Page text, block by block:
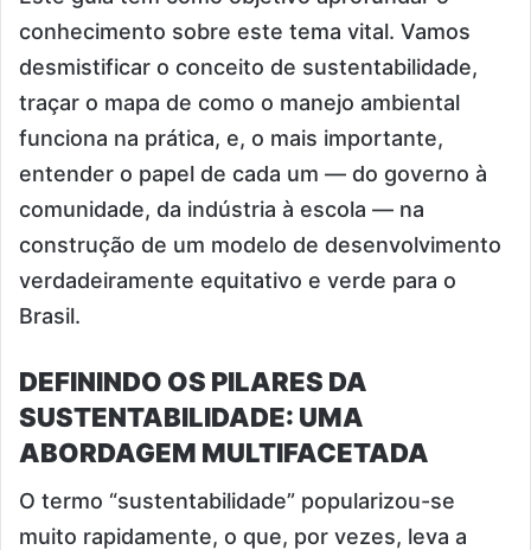
conhecimento sobre este tema vital. Vamos
desmistificar o conceito de sustentabilidade,
traçar o mapa de como o manejo ambiental
funciona na prática, e, o mais importante,
entender o papel de cada um — do governo à
comunidade, da indústria à escola — na
construção de um modelo de desenvolvimento
verdadeiramente equitativo e verde para o
Brasil.
DEFININDO OS PILARES DA
SUSTENTABILIDADE: UMA
ABORDAGEM MULTIFACETADA
O termo “sustentabilidade” popularizou-se
muito rapidamente, o que, por vezes, leva a